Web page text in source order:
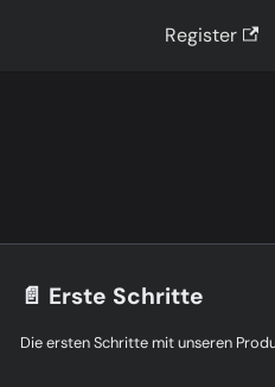
Register
📄️ Erste Schritte
Die ersten Schritte mit unseren